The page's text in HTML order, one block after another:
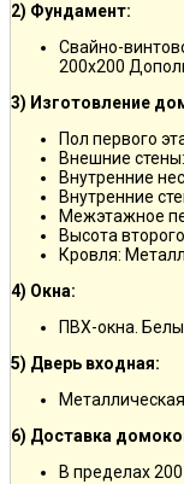
2) Фундамент:
Свайно-
200х200
3) Изготовление
Пол первого
Внешние
Внутренние
Внутренние
Межэтажное
Высота
Кровля:
4) Окна:
ПВХ-окна.
5) Дверь входная:
6) Доставка
В пределах